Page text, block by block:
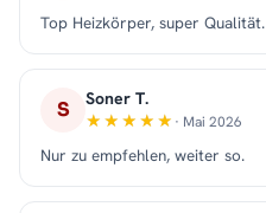
Top Heizkörper, super Qualität.
S Soner T.
· Mai 2026
Nur zu empfehlen, weiter so.